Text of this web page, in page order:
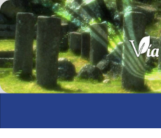
Saltar al contenido